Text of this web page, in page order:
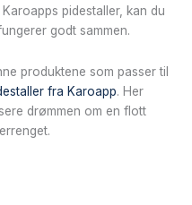
pidestaller, kan du
godt sammen.
produktene som passer til
fra Karoapp. Her
drømmen om en flott